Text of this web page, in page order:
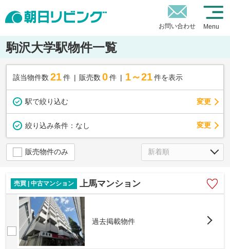
お問い合わせ Menu
駒沢大学駅物件一覧
該当物件数 21件 販売数 0 件 1～21 件を表示
駅で絞り込む 変更
絞り込み条件： なし 変更
販売物件のみ
売買 | 中古マンション 上馬マンション
過去掲載物件